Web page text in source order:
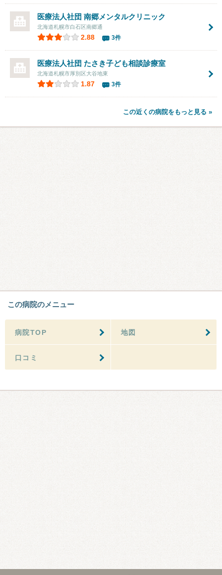
医療法人社団 南郷メンタルクリニック
北海道札幌市白石区南郷通
2.88 3件
医療法人社団 たさき子ども相談診療室
北海道札幌市厚別区大谷地東
1.87 3件
この近くの病院をもっと見る »
この病院のメニュー
病院TOP 地図
口コミ